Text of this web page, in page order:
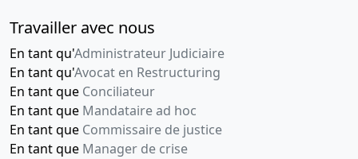
Travailler avec nous
En tant qu'Administrateur Judiciaire
En tant qu'Avocat en Restructuring
En tant que Conciliateur
En tant que Mandataire ad hoc
En tant que Commissaire de justice
En tant que Manager de crise